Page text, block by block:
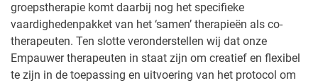
groepstherapie komt daarbij nog het specifieke
vaardighedenpakket van het ‘samen’ therapieën als co-
therapeuten. Ten slotte veronderstellen wij dat onze
Empauwer therapeuten in staat zijn om creatief en flexibel
te zijn in de toepassing en uitvoering van het protocol om